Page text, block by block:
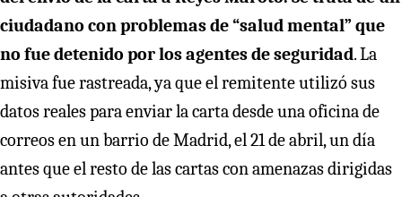
ciudadano con problemas de “salud mental” que
no fue detenido por los agentes de seguridad. La
misiva fue rastreada, ya que el remitente utilizó sus
datos reales para enviar la carta desde una oficina de
correos en un barrio de Madrid, el 21 de abril, un día
antes que el resto de las cartas con amenazas dirigidas